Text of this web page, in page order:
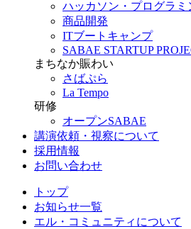
ハッカソン・プログラミ
商品開発
ITブートキャンプ
SABAE STARTUP
まちなか賑わい
さばぷら
La Tempo
研修
オープンSABAE
講演依頼・視察について
採用情報
お問い合わせ
トップ
お知らせ一覧
エル・コミュニティについて